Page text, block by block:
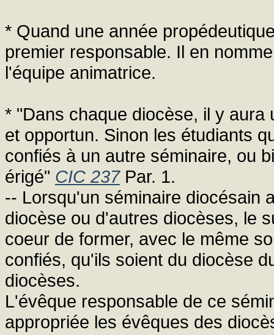
* Quand une année
premier responsable. Il en
l'équipe animatrice.
* "Dans chaque diocèse, il y
et opportun. Sinon les étudiants
confiés à un autre séminaire, ou
érigé" CIC 237Par. 1.
-- Lorsqu'un séminaire diocésain
diocèse ou d'autres diocèses, le
coeur de former, avec le même
confiés, qu'ils soient du diocèse
diocèses.
L'évêque responsable de ce
appropriée les évêques des